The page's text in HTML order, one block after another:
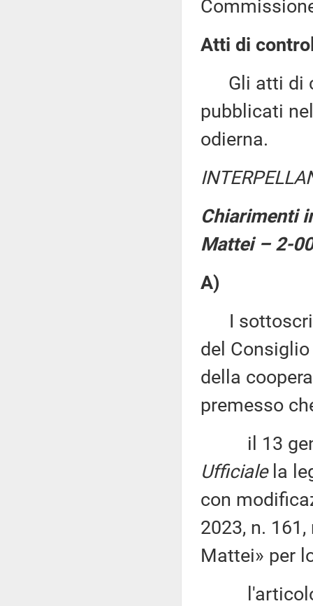
Atti di
Gli atti di
pubblicati
odierna.
Chiarimenti
Mattei – 2-
A)
I
del
della
premesso
il 13
Ufficialela
con
2023, n.
Mattei» per
l'articolo 5